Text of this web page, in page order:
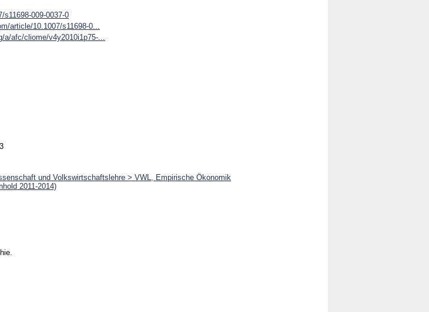
s11698-009-0037-0
article/10.1007/s11698-0...
a/afc/cliome/v4y2010i1p75-...
und Volkswirtschaftslehre > VWL, Empirische Ökonomik
2011-2014)